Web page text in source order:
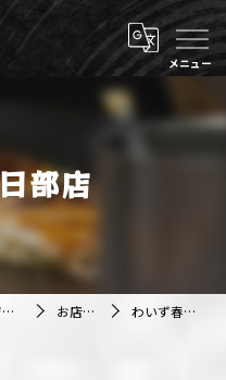
部店
埼玉のお好み焼きなら株式会社アジルカンパニー お店紹介 わいず春日部店